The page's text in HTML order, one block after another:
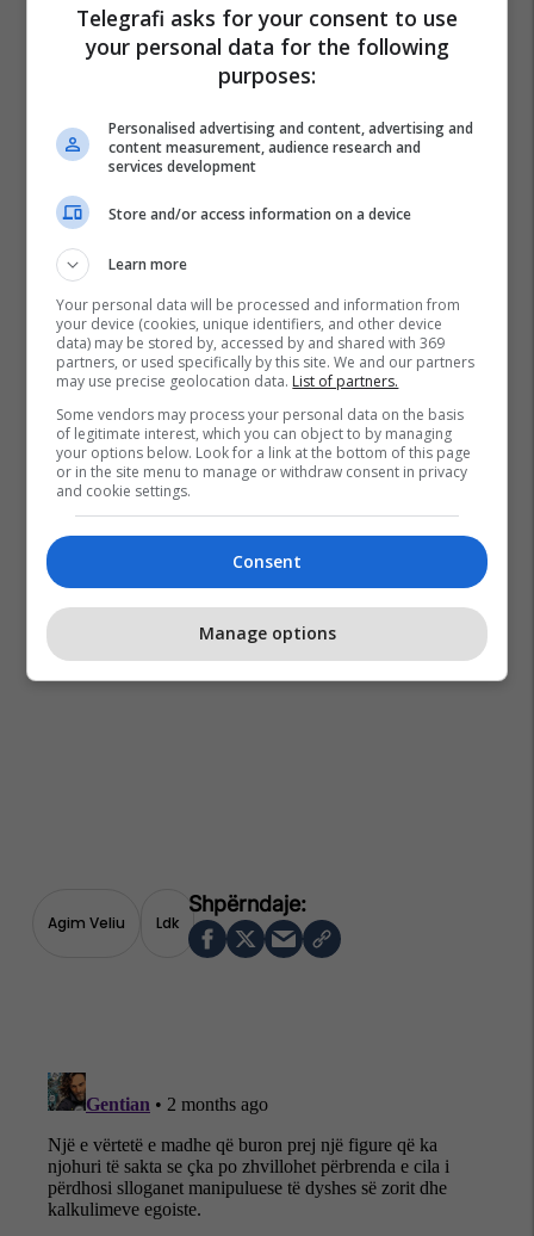
Agim Veliu Ldk
Telegrafi asks for your consent to use
your personal data for the following
purposes:
Personalised advertising and content, advertising and
content measurement, audience research and
services development
Store and/or access information on a device
Learn more
Your personal data will be processed and information from
your device (cookies, unique identifiers, and other device
data) may be stored by, accessed by and shared with 369
partners, or used specifically by this site. We and our partners
may use precise geolocation data. List of partners.
Some vendors may process your personal data on the basis
of legitimate interest, which you can object to by managing
your options below. Look for a link at the bottom of this page
or in the site menu to manage or withdraw consent in privacy
and cookie settings.
Consent
Manage options